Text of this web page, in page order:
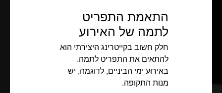
התאמת התפריט
לתמה של האירוע
חלק חשוב בקייטרינג היצירתי הוא
להתאים את התפריט לתמה.
באירוע ימי הביניים, לדוגמה, יש
מנות התקופה.